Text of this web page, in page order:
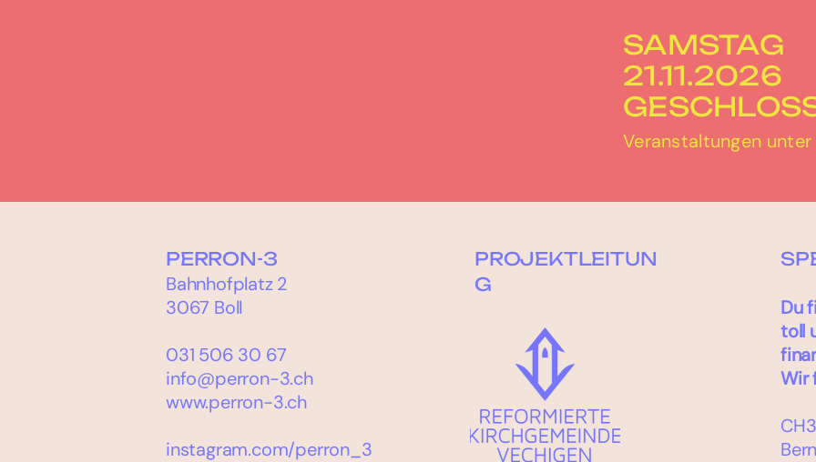
SAMSTAG
21.11.2026
Veranstaltungen unter
PERRON-3
Bahnhofplatz 2
3067 Boll
031 506 30 67
info@perron-3.ch
www.perron-3.ch
instagram.com/perron_3
PROJEKTLEITUN
G
Du
toll
Wir